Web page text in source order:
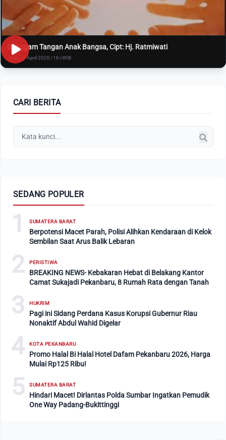
Genggam Tangan Anak Bangsa, Cipt: Hj. Ratmiwati
Rabu, 8 April 2026 | 16:i WIB
CARI BERITA
SEDANG POPULER
1 SUMATERA BARAT
Berpotensi Macet Parah, Polisi Alihkan Kendaraan di Kelok
Sembilan Saat Arus Balik Lebaran
2 PERISTIWA
BREAKING NEWS- Kebakaran Hebat di Belakang Kantor
Camat Sukajadi Pekanbaru, 8 Rumah Rata dengan Tanah
3 HUKRIM
Pagi ini Sidang Perdana Kasus Korupsi Gubernur Riau
Nonaktif Abdul Wahid Digelar
4 KOTA PEKANBARU
Promo Halal Bi Halal Hotel Dafam Pekanbaru 2026, Harga
Mulai Rp125 Ribu!
5 SUMATERA BARAT
Hindari Macet! Dirlantas Polda Sumbar Ingatkan Pemudik
One Way Padang-Bukittinggi